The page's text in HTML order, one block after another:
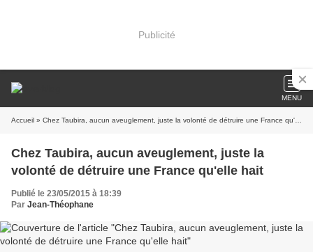
Publicité
MENU
Accueil » Chez Taubira, aucun aveuglement, juste la volonté de détruire une France qu'elle hait
Chez Taubira, aucun aveuglement, juste la
volonté de détruire une France qu'elle hait
Publié le 23/05/2015 à 18:39
Par Jean-Théophane